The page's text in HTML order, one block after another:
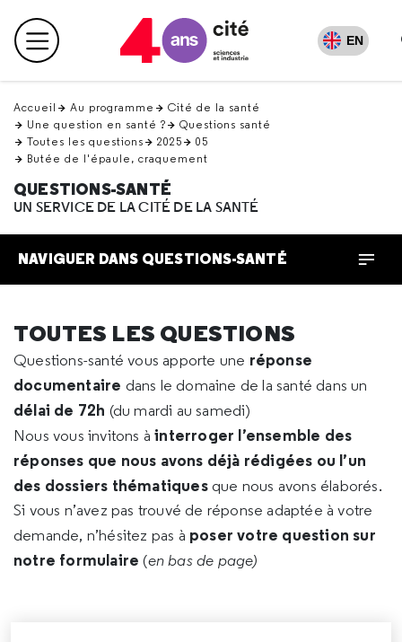
en
haut Menu principal EN
Accueil Au programme
Cité de la santé
Une question en santé ?
Questions santé
Toutes les questions
2025
05
Butée de l'épaule, craquement
QUESTIONS-SANTÉ
UN SERVICE DE LA CITÉ DE LA SANTÉ
NAVIGUER DANS QUESTIONS-SANTÉ
TOUTES LES QUESTIONS
Questions-santé vous apporte une réponse
documentaire dans le domaine de la santé dans un
délai de 72h (du mardi au samedi)
Nous vous invitons àinterroger l’ensemble des
réponses que nous avons déjà rédigées ou l’un
des dossiers thématiques que nous avons élaborés.
Si vous n’avez pas trouvé de réponse adaptée à votre
demande, n’hésitez pas à poser votre question sur
notre formulaire (en bas de page)